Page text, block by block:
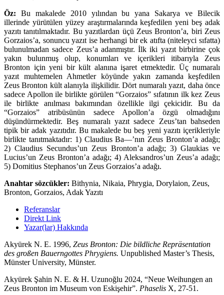
Öz: Bu makalede 2010 yılından bu yana Sakarya ve Bilecik
illerinde yürütülen yüzey araştırmalarında keşfedilen yeni beş adak
yazıtı tanıtılmaktadır. Bu yazıtlardan üçü Zeus Bronton’a, biri Zeus
Gorzaios’a, sonuncu yazıt ise herhangi bir ek atıfta (niteleyci sıfatta)
bulunulmadan sadece Zeus’a adanmıştır. İlk iki yazıt birbirine çok
yakın bulunmuş olup, konumları ve içerikleri itibarıyla Zeus
Bronton için yeni bir kült alanına işaret etmektedir. Üç numaralı
yazıt muhtemelen Ahmetler köyünde yakın zamanda keşfedilen
Zeus Bronton kült alanıyla ilişkilidir. Dört numaralı yazıt, daha önce
sadece Apollon ile birlikte görülen “Gorzaios” sıfatının ilk kez Zeus
ile birlikte anılması bakımından özellikle ilgi çekicidir. Bu da
“Gorzaios” atribüsünün sadece Apollon’a özgü olmadığını
düşündürmektedir. Beş numaralı yazıt sadece Zeus’tan bahseden
tipik bir adak yazıtıdır. Bu makalede bu beş yeni yazıtı içerikleriyle
birlikte tanıtmaktadır: 1) Claudius Ba—’nın Zeus Bronton’a adağı;
2) Claudius Secundus’un Zeus Bronton’a adağı; 3) Glaukias ve
Lucius’un Zeus Bronton’a adağı; 4) Aleksandros’un Zeus’a adağı;
5) Domitius Stephanos’un Zeus Gorzaios’a adağı.
Anahtar sözcükler: Bithynia, Nikaia, Phrygia, Dorylaion, Zeus,
Bronton, Gorzaios, Adak Yazıtı
Referanslar
Direkt Link
Yazar(lar) Hakkında
Akyürek N. E. 1996, Zeus Bronton: Die bildliche Repräsentation
des großen Bauerngottes Phrygiens. Unpublished Master’s Thesis,
Münster University, Münster.
Akyürek Şahin N. E. & H. Uzunoğlu 2024, “Neue Weihungen an
Zeus Bronton im Museum von Eskişehir”. Phaselis X, 27-51.